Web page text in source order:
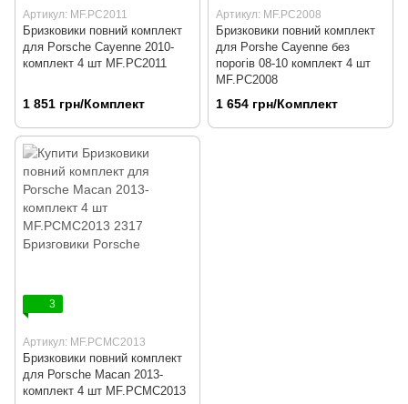
Артикул: MF.PC2011
Бризковики повний комплект
для Porsche Cayenne 2010-
комплект 4 шт MF.PC2011
1 851 грн/Комплект
Артикул: MF.PC2008
Бризковики повний комплект
для Porshe Cayenne без
порогів 08-10 комплект 4 шт
MF.PC2008
1 654 грн/Комплект
3
Артикул: MF.PCMC2013
Бризковики повний комплект
для Рогѕсһе Macan 2013-
комплект 4 шт MF.PCMC2013